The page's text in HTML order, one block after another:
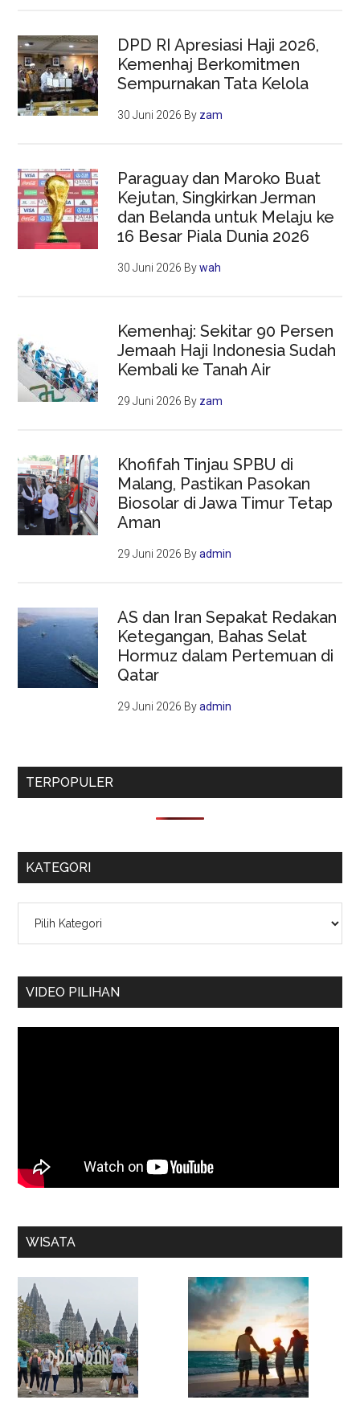
DPD RI Apresiasi Haji 2026,
Kemenhaj Berkomitmen
Sempurnakan Tata Kelola
30 Juni 2026 By zam
Paraguay dan Maroko Buat
Kejutan, Singkirkan Jerman
dan Belanda untuk Melaju ke
16 Besar Piala Dunia 2026
30 Juni 2026 Bywah
Kemenhaj: Sekitar 90 Persen
Jemaah Haji Indonesia Sudah
Kembali ke Tanah Air
29 Juni 2026 By zam
Khofifah Tinjau SPBU di
Malang, Pastikan Pasokan
Biosolar di Jawa Timur Tetap
Aman
29 Juni 2026 Byadmin
AS dan Iran Sepakat Redakan
Ketegangan, Bahas Selat
Hormuz dalam Pertemuan di
Qatar
29 Juni 2026 Byadmin
TERPOPULER
KATEGORI
VIDEO PILIHAN
WISATA